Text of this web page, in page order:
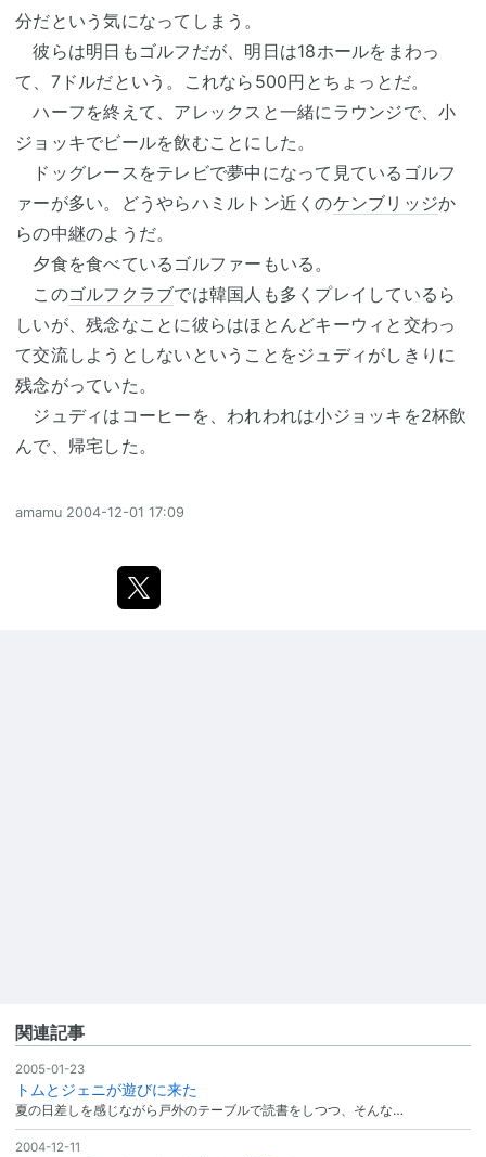
分だという気になってしまう。
彼らは明日もゴルフだが、明日は18ホールをまわっ
て、7ドルだという。これなら500円とちょっとだ。
ハーフを終えて、アレックスと一緒にラウンジで、小
ジョッキでビールを飲むことにした。
ドッグレースをテレビで夢中になって見ているゴルフ
ァーが多い。どうやらハミルトン近くのケンブリッジか
らの中継のようだ。
夕食を食べているゴルファーもいる。
このゴルフクラブでは韓国人も多くプレイしているら
しいが、残念なことに彼らはほとんどキーウィと交わっ
て交流しようとしないということをジュディがしきりに
残念がっていた。
ジュディはコーヒーを、われわれは小ジョッキを2杯飲
んで、帰宅した。
amamu 2004-12-01 17:09
関連記事
2005-01-23
トムとジェニが遊びに来た
夏の日差しを感じながら戸外のテーブルで読書をしつつ、そんな…
2004-12-11